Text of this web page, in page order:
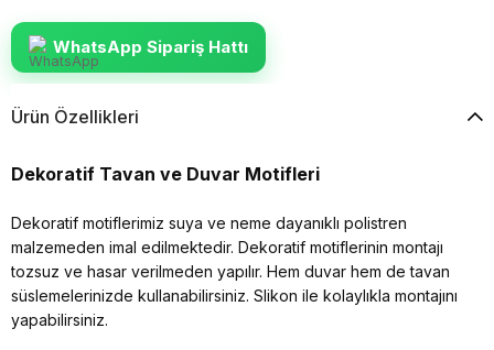
WhatsApp Sipariş Hattı
Ürün Özellikleri
Dekoratif Tavan ve Duvar Motifleri
Dekoratif motiflerimiz suya ve neme dayanıklı polistren
malzemeden imal edilmektedir. Dekoratif motiflerinin montajı
tozsuz ve hasar verilmeden yapılır. Hem duvar hem de tavan
süslemelerinizde kullanabilirsiniz. Slikon ile kolaylıkla montajını
yapabilirsiniz.